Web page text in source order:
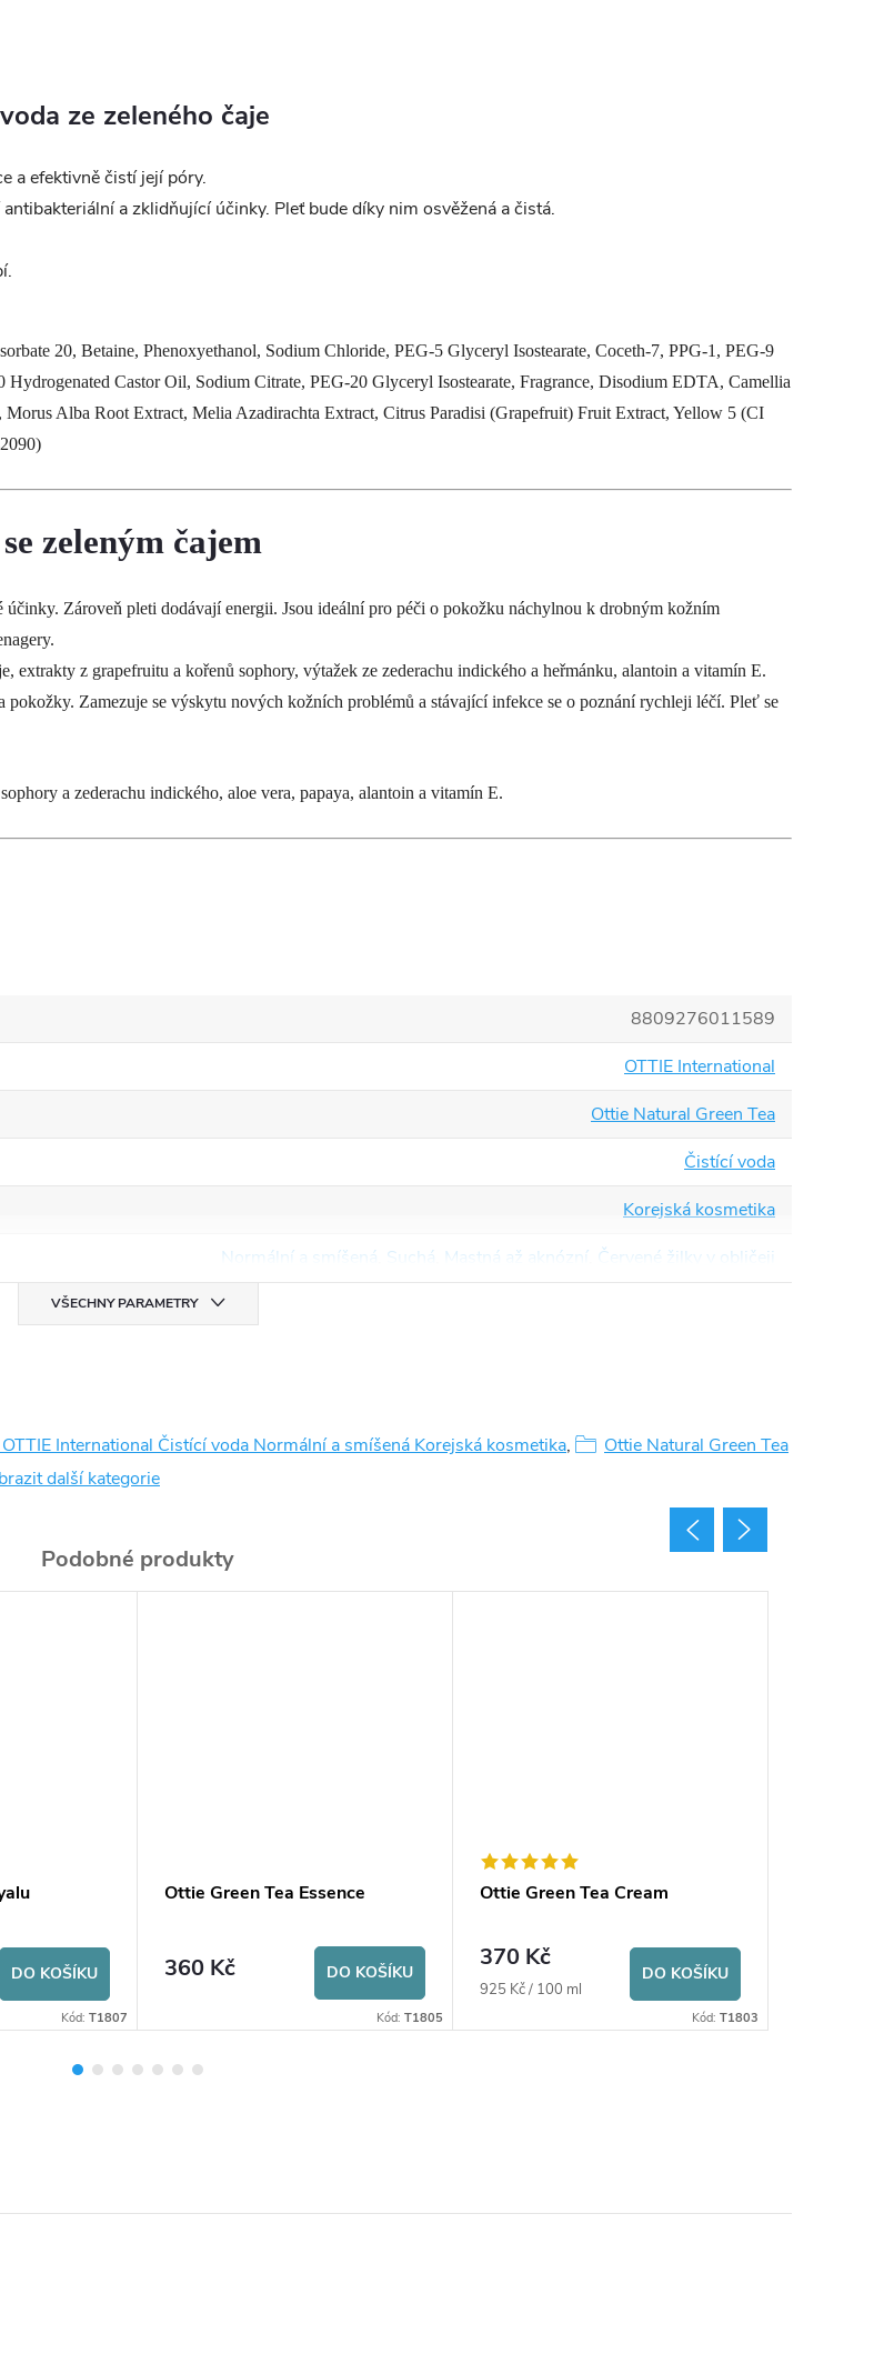
ze zeleného čaje
a efektivně čistí její póry.
a zklidňující účinky. Pleť bude díky nim osvěžená a čistá.
20, Betaine, Phenoxyethanol, Sodium Chloride, PEG-5 Glyceryl Isostearate, Coceth-7, PPG-1, PEG-9
Castor Oil, Sodium Citrate, PEG-20 Glyceryl Isostearate, Fragrance, Disodium EDTA, Camellia
Alba Root Extract, Melia Azadirachta Extract, Citrus Paradisi (Grapefruit) Fruit Extract, Yellow 5 (CI
zeleným čajem
Zároveň pleti dodávají energii. Jsou ideální pro péči o pokožku náchylnou k drobným kožním
extrakty z grapefruitu a kořenů sophory, výtažek ze zederachu indického a heřmánku, alantoin a vitamín E.
Zamezuje se výskytu nových kožních problémů a stávající infekce se o poznání rychleji léčí. Pleť se
a zederachu indického, aloe vera, papaya, alantoin a vitamín E.
8809276011589
OTTIE International
Ottie Natural Green Tea
Čistící voda
Korejská kosmetika
Normální a smíšená Suchá Mastná až aknózní Červené žilky v obličeji
VŠECHNY PARAMETRY
International Čistící voda Normální a smíšená Korejská kosmetika,
Ottie Natural Green Tea
další kategorie
DO KOŠÍKU
Kód: T1807
Ottie Green Tea Essence
360 Kč DO KOŠÍKU
Kód: T1805
Ottie Green Tea Cream
370 Kč
Měrná
925 Kč / 100 ml
DO KOŠÍKU
Kód: T1803